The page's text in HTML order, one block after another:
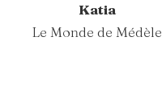
Katia
Le Monde de Médèle